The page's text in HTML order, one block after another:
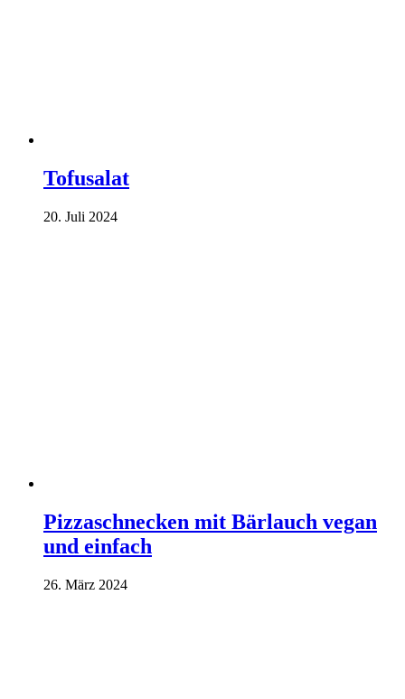
Tofusalat
20. Juli 2024
Pizzaschnecken mit Bärlauch vegan
und einfach
26. März 2024